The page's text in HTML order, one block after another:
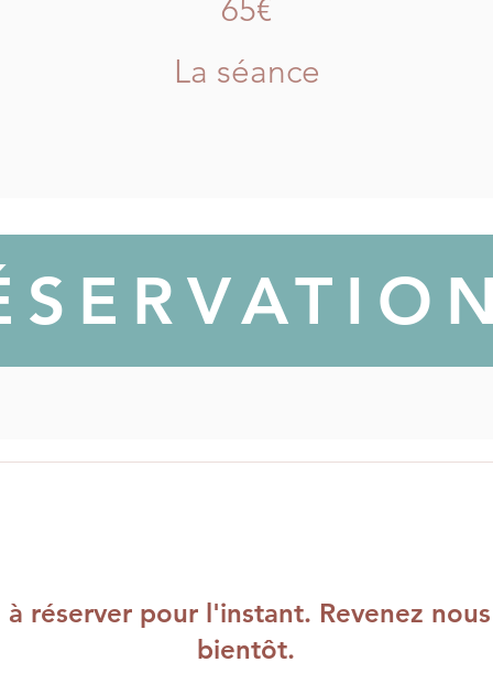
65€
La séance
à réserver pour l'instant. Revenez
bientôt.